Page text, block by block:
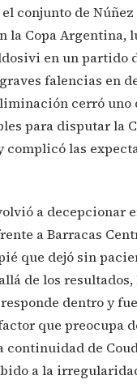
conjunto de Núñez
la Copa Argentina,
en un partido
falencias en
cerró uno
para disputar la
complicó las
a decepcionar
a Barracas
que dejó sin
de los
dentro y
que preocupa
de
a la